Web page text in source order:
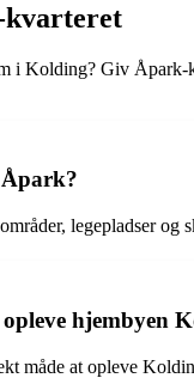
i Kolding? Giv Åpark-
legepladser og
hjembyen
måde at opleve